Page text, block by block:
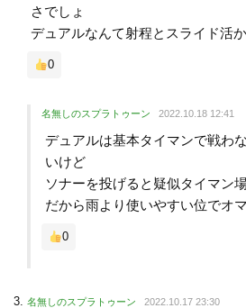
さでしょ
デュアルなんて射程とスライド活
0
名無しのスプラトゥーン 2022.10.18 12:41
デュアルは基本タイマンで戦わ
いけど
ソナーを投げると疑似タイマン
だから雨より使いやすい位でオ
0
名無しのスプラトゥーン 2022.10.17 23:30